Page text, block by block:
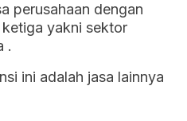
perusahaan dengan
yakni sektor
.
ini adalah jasa lainnya